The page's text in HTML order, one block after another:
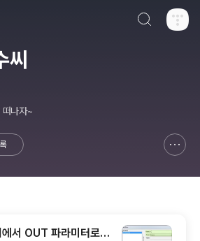
씨
나자~
서 OUT 파라미터로 S